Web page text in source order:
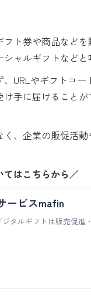
ト券や商品など
ャルギフトなどと
URLやギフトコ
手に届けること
、企業の販促活
はこちらから／
ービスmafin
タルギフトは販売促